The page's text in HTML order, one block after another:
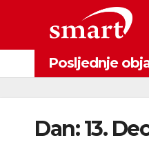
content
Posljednje
Fonda za zaštitu okoliša
Dan:13.